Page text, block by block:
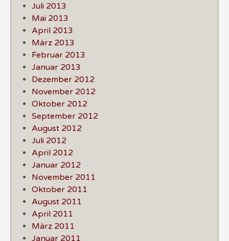
Juli 2013
Mai 2013
April 2013
März 2013
Februar 2013
Januar 2013
Dezember 2012
November 2012
Oktober 2012
September 2012
August 2012
Juli 2012
April 2012
Januar 2012
November 2011
Oktober 2011
August 2011
April 2011
März 2011
Januar 2011